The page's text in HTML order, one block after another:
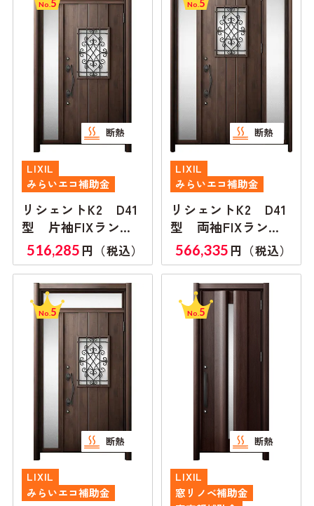
No. 5
断熱
LIXIL
みらいエコ補助金
リシェントK2 D41
型 片袖FIXランマ
付き
516,285 円（税込）
No. 5
断熱
LIXIL
みらいエコ補助金
リシェントK2 D41
型 両袖FIXランマ
無し
566,335 円（税込）
No. 5
断熱
LIXIL
みらいエコ補助金
No. 5
断熱
LIXIL
窓リノベ補助金